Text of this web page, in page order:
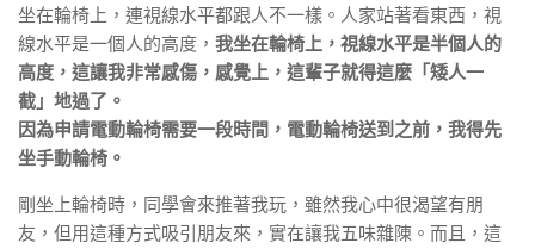
坐在輪椅上，連視線水平都跟人不一樣。人家站著看東西，視
線水平是一個人的高度， 我坐在輪椅上，視線水平是半個人的
高度，這讓我非常感傷，感覺上，這輩子就得這麼「矮人一
截」地過了。
因為申請電動輪椅需要一段時間，電動輪椅送到之前，我得先
坐手動輪椅。
剛坐上輪椅時，同學會來推著我玩，雖然我心中很渴望有朋
友，但用這種方式吸引朋友來，實在讓我五味雜陳。而且，這